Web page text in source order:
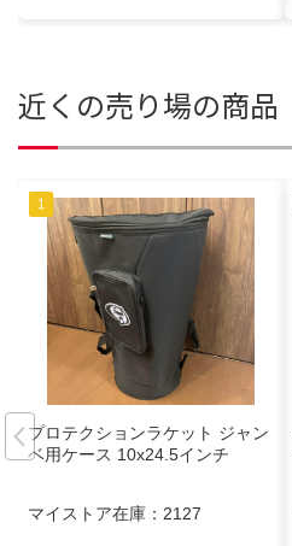
近くの売り場の商品
プロテクションラケット ジャン
ベ用ケース 10x24.5インチ
マイストア在庫： 2127